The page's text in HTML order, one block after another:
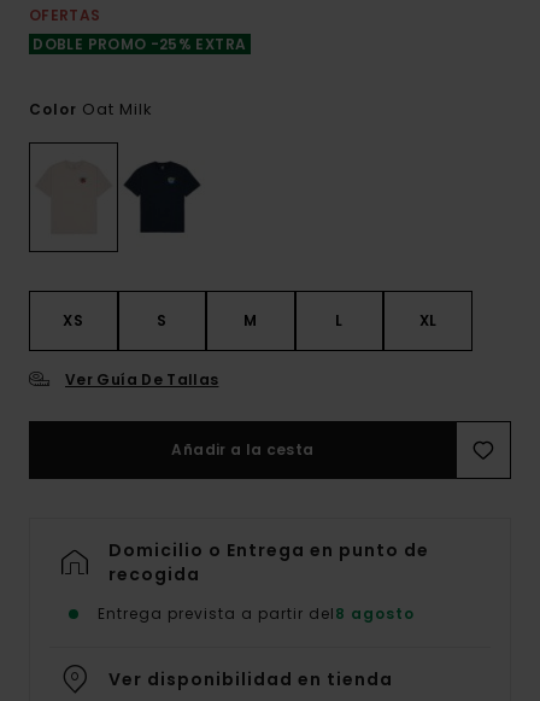
OFERTAS
DOBLE PROMO -25% EXTRA
Color Oat Milk
XS S M L XL
Ver Guía De Tallas
Añadir a la cesta
Domicilio o Entrega en punto de
recogida
Entrega prevista a partir del8 agosto
Ver disponibilidad en tienda